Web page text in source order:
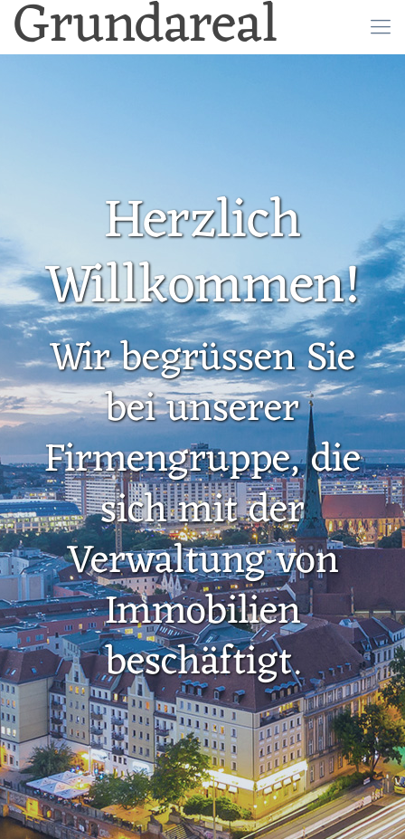
Grundareal
Herzlich
Willkommen!
Wir begrüssen Sie
bei unserer
Firmengruppe, die
sich mit der
Verwaltung von
Immobilien
beschäftigt.